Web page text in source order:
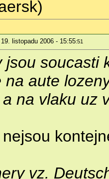
listopadu 2006 - 15:55:51
jsou soucasti
na aute
na vlaku uz
vz.